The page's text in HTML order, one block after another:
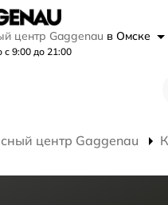
центр Gaggenau в Омске
9:00 до 21:00
центр Gaggenau